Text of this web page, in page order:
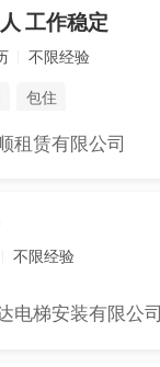
工作稳定
不限经验
包住
租赁有限公司
不限经验
电梯安装有限公司